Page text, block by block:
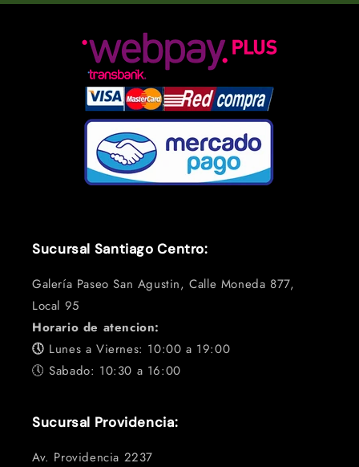
Sucursal Santiago Centro:
Galería Paseo San Agustin, Calle Moneda 877,
Local 95
Horario de atencion:
🕔 Lunes a Viernes: 10:00 a 19:00
🕔 Sabado: 10:30 a 16:00
Sucursal Providencia:
Av. Providencia 2237